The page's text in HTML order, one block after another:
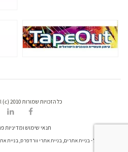
כל הזכויות שמורות Chiportal (c) 2010
תנאי שימוש ומדיניות
דרונט דיגיטל - בניית אתרים, בניית אתרי וורדפרס,